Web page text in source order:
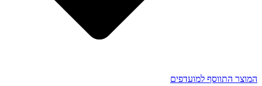
המוצר התווסף למועדפים